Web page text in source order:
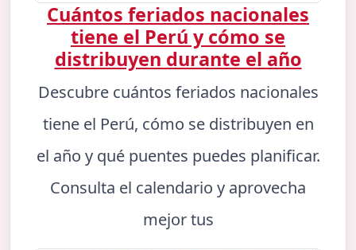
Cuántos feriados nacionales
tiene el Perú y cómo se
distribuyen durante el año
Descubre cuántos feriados nacionales
tiene el Perú, cómo se distribuyen en
el año y qué puentes puedes planificar.
Consulta el calendario y aprovecha
mejor tus